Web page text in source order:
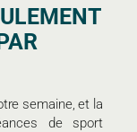
semaine, et la
de sport